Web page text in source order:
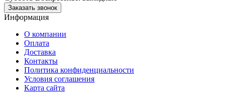
Заказать звонок
Информация
О компании
Оплата
Доставка
Контакты
Политика конфиденциальности
Условия соглашения
Карта сайта